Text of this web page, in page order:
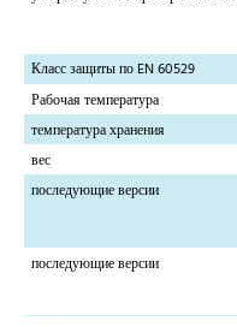
Класс защиты по EN 60529
Рабочая температура
температура хранения
вес
последующие версии
последующие версии